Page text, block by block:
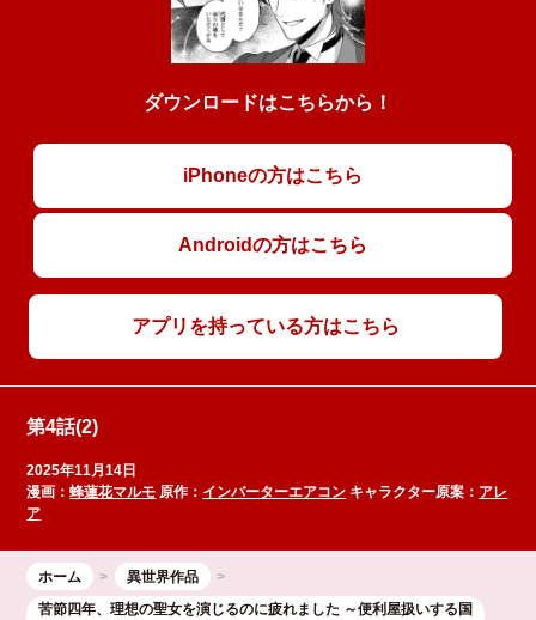
ダウンロードはこちらから！
iPhoneの方はこちら
Androidの方はこちら
アプリを持っている方はこちら
第4話(2)
2025年11月14日
漫画：蜂蓮花マルモ 原作： インバーターエアコン キャラクター原案： アレ
ア
ホーム
異世界作品
苦節四年、理想の聖女を演じるのに疲れました ～便利屋扱いする国